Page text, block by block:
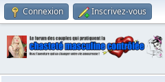
Connexion Inscrivez-vous